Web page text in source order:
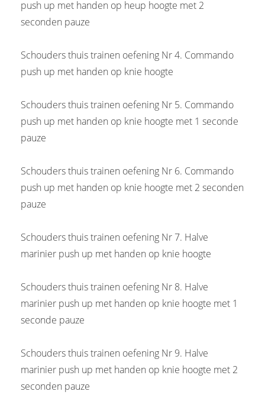
push up met handen op heup hoogte met 2
seconden pauze
Schouders thuis trainen oefening Nr 4. Commando
push up met handen op knie hoogte
Schouders thuis trainen oefening Nr 5. Commando
push up met handen op knie hoogte met 1 seconde
pauze
Schouders thuis trainen oefening Nr 6. Commando
push up met handen op knie hoogte met 2 seconden
pauze
Schouders thuis trainen oefening Nr 7. Halve
marinier push up met handen op knie hoogte
Schouders thuis trainen oefening Nr 8. Halve
marinier push up met handen op knie hoogte met 1
seconde pauze
Schouders thuis trainen oefening Nr 9. Halve
marinier push up met handen op knie hoogte met 2
seconden pauze